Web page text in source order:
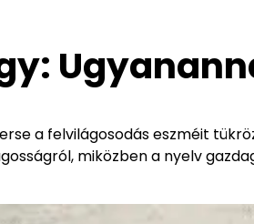
a felvilágosodás eszméit
miközben a nyelv